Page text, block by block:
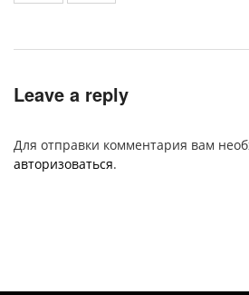
Leave a reply
Для отправки комментария вам
авторизоваться.